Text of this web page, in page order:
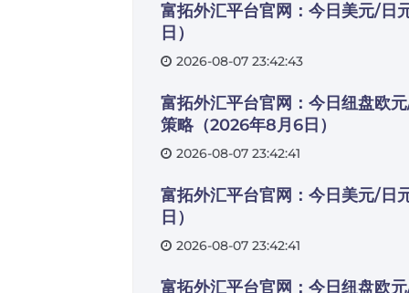
富拓外汇平台官网：今日美元/日
日）
2026-08-07 23:42:43
富拓外汇平台官网：今日纽盘欧
策略（2026年8月6日）
2026-08-07 23:42:41
富拓外汇平台官网：今日美元/日
日）
2026-08-07 23:42:41
富拓外汇平台官网：今日纽盘欧